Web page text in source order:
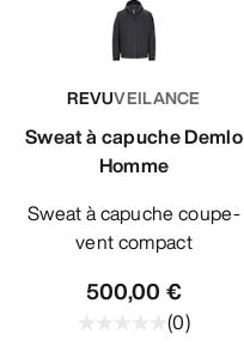
REVUVEILANCE
Sweat à capuche Demlo
Homme
Sweat à capuche coupe-
vent compact
500,00 €
(0)